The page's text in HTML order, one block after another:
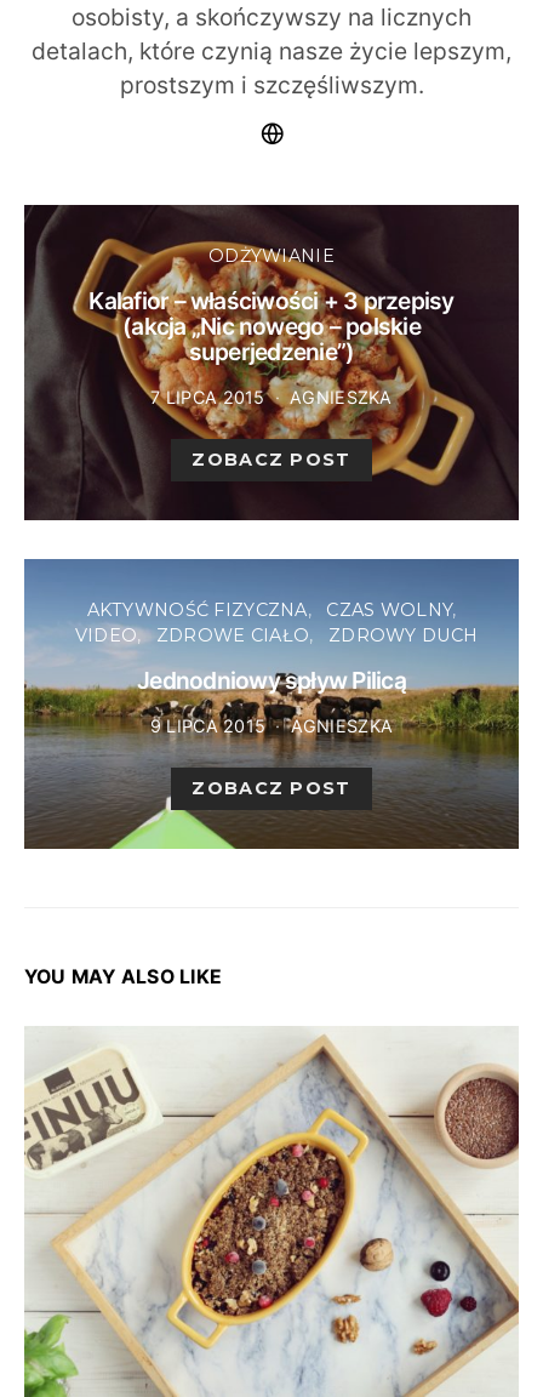
osobisty, a skończywszy na licznych
detalach, które czynią nasze życie lepszym,
prostszym i szczęśliwszym.
ODŻYWIANIE
Kalafior – właściwości + 3 przepisy
(akcja „Nic nowego – polskie
superjedzenie”)
7 LIPCA 2015 AGNIESZKA
ZOBACZ POST
AKTYWNOŚĆ FIZYCZNA
CZAS WOLNY
VIDEO
ZDROWE CIAŁO ZDROWY DUCH
Jednodniowy spływ Pilicą
9 LIPCA 2015 AGNIESZKA
ZOBACZ POST
YOU MAY ALSO LIKE